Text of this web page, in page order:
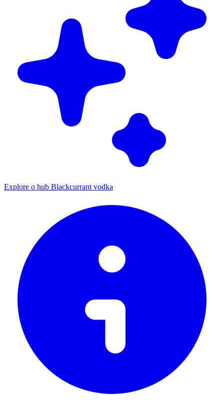
Explore o hub Blackcurrant vodka